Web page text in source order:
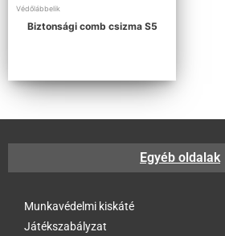
Védőlábbelik
Biztonsági comb csizma S5
Egyéb oldalak
Munkavédelmi kiskáté
Játékszabályzat